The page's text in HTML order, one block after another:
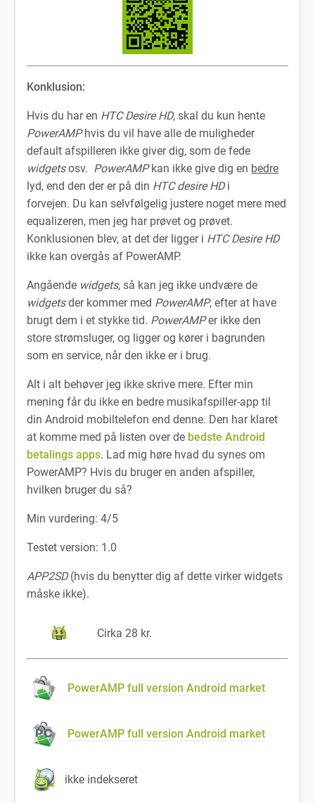
Konklusion:
Hvis du har en HTC Desire HD, skal du kun hente
PowerAMPhvis du vil have alle de muligheder
default afspilleren ikke giver dig, som de fede
widgetsosv. PowerAMPkan ikke give dig en bedre
lyd, end den der er på din HTC desire HDi
forvejen. Du kan selvfølgelig justere noget mere med
equalizeren, men jeg har prøvet og prøvet.
Konklusionen blev, at det der ligger i HTC Desire HD
ikke kan overgås af PowerAMP.
Angående widgets, så kan jeg ikke undvære de
widgetsder kommer med PowerAMP, efter at have
brugt dem i et stykke tid. PowerAMPer ikke den
store strømsluger, og ligger og kører i bagrunden
som en service, når den ikke er i brug.
Alt i alt behøver jeg ikke skrive mere. Efter min
mening får du ikke en bedre musikafspiller-app til
din Android mobiltelefon end denne. Den har klaret
at komme med på listen over de bedste Android
betalings apps. Lad mig høre hvad du synes om
PowerAMP? Hvis du bruger en anden afspiller,
hvilken bruger du så?
Min vurdering: 4/5
Testet version: 1.0
APP2SD(hvis du benytter dig af dette virker widgets
måske ikke).
Cirka 28 kr.
PowerAMP full version Android market
PowerAMP full version Android market
ikke indekseret